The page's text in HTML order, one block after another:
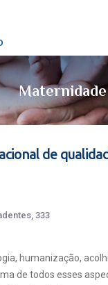
Maternidade
de
333
humanização,
de todos esses